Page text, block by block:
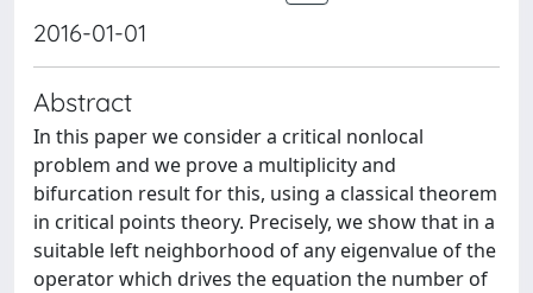
2016-01-01
Abstract
In this paper we consider a critical nonlocal
problem and we prove a multiplicity and
bifurcation result for this, using a classical theorem
in critical points theory. Precisely, we show that in a
suitable left neighborhood of any eigenvalue of the
operator which drives the equation the number of